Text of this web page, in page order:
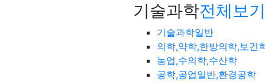
기술과학전체보
기술과학일반
의학,약학,한방의학,보건
농업,수의학,수산학
공학,공업일반,환경공학